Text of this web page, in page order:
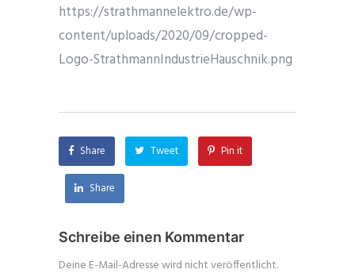
https://strathmannelektro.de/wp-
content/uploads/2020/09/cropped-
Logo-StrathmannIndustrieHauschnik.png
Share Tweet Pin it
Share
Schreibe einen Kommentar
Deine E-Mail-Adresse wird nicht veröffentlicht.